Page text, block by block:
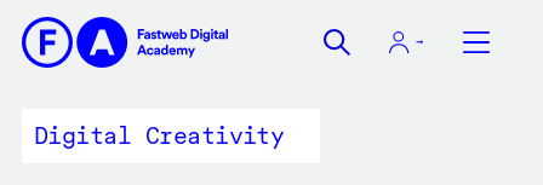
contenuto
Digital Creativity